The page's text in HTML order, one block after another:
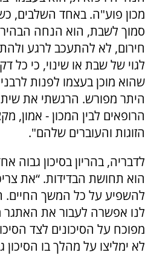
מכון פוע"ה. באחד השלבים,
סמוך לשבת, הוא הנחה הבהיר
חירום, לא להתעכב לרגע
לגוי של שבת או שינוי, כי כל
שהוא מוכן בעצמו לפנות
היתר מפורש. הרגשתי את
הרופאים לבין המכון - אמון,
הזוגות והעוברים שלהם".
לדבריה, בהריון בסיכון גבוה
הוא תחושת הבדידות. “את
להשפיע על כל המשך החיים.
לנו אפשרה לעבור את האתגר
מפוכח על הסיכונים לצד
לא ימליצו על מהלך בו הסיכון